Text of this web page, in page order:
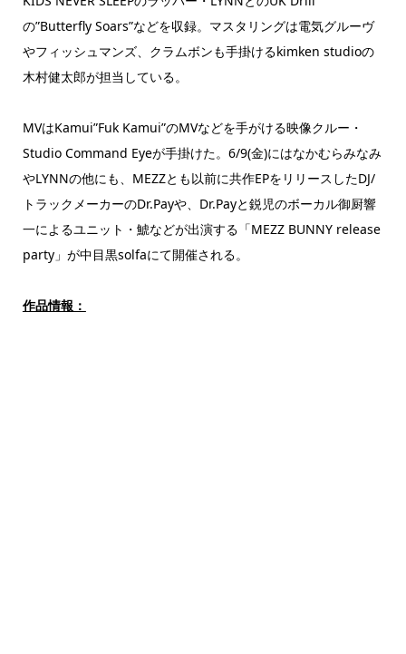
の”Butterfly Soars”などを収録。マスタリングは電気グルーヴ
やフィッシュマンズ、クラムボンも手掛けるkimken studioの
木村健太郎が担当している。
MVはKamui”Fuk Kamui”のMVなどを手がける映像クルー・
Studio Command Eyeが手掛けた。6/9(金)にはなかむらみなみ
やLYNNの他にも、MEZZとも以前に共作EPをリリースしたDJ/
トラックメーカーのDr.Payや、Dr.Payと鋭児のボーカル御厨響
一によるユニット・鯱などが出演する「MEZZ BUNNY release
party」が中目黒solfaにて開催される。
作品情報：